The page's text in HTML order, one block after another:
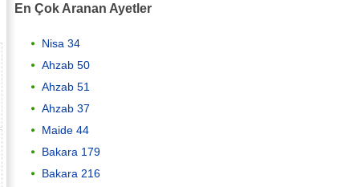
En Çok Aranan Ayetler
Nisa 34
Ahzab 50
Ahzab 51
Ahzab 37
Maide 44
Bakara 179
Bakara 216